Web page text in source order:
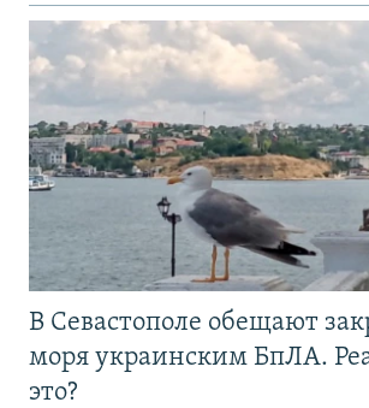
В Севастополе обещают
моря украинским БпЛА.
это?